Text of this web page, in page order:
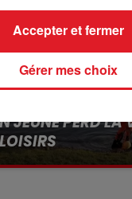
JEUNE PERD LA
à pic
Gérer mes choix
Accepter et fermer